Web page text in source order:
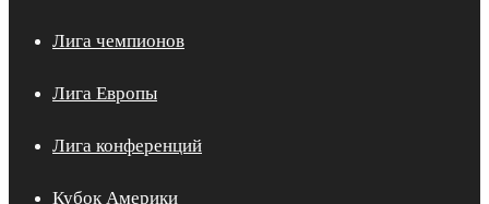
Лига чемпионов
Лига Европы
Лига конференций
Кубок Америки